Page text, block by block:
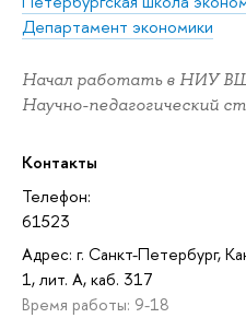
Департамент экономики
Начал работать в НИУ
Научно-педагогический
Контакты
Телефон:
61523
Адрес: г. Санкт-Петербург,
1, лит. А, каб. 317
Время работы: 9-18